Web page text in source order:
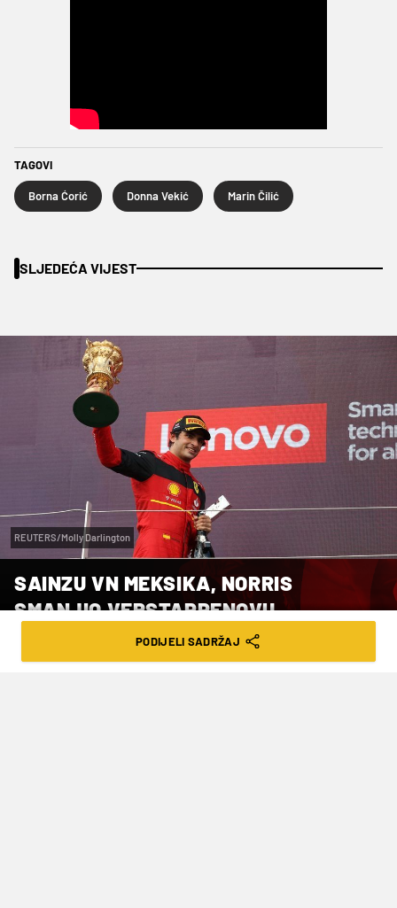
TAGOVI
Borna Ćorić Donna Vekić Marin Čilić
SLJEDEĆA VIJEST
REUTERS/Molly Darlington
SAINZU VN MEKSIKA, NORRIS
SMANJIO VERSTAPPENOVU
PODIJELI SADRŽAJ